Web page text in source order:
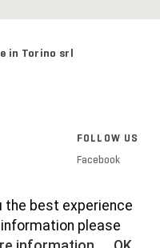
in Torino srl
FOLLOW US
Facebook
Instagram
the best experience
please